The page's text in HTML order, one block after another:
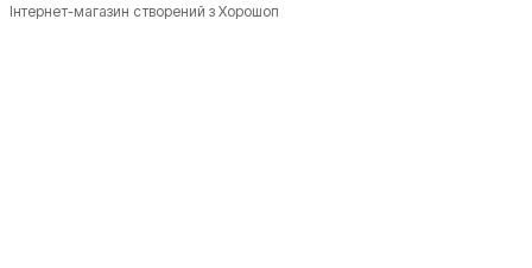
Інтернет-магазин створений з Хорошоп